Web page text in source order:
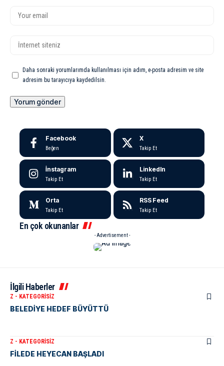
Daha sonraki yorumlarımda kullanılması için adım, e-posta adresim ve site
adresim bu tarayıcıya kaydedilsin.
Facebook
Beğen
X
Takip Et
İnstagram
Takip Et
LinkedIn
Takip Et
Orta
Takip Et
RSS Feed
Takip Et
En çok okunanlar
- Advertisement -
İlgili Haberler
Z - KATEGORISIZ
BELEDİYE HEDEF BÜYÜTTÜ
Z - KATEGORISIZ
FİLEDE HEYECAN BAŞLADI